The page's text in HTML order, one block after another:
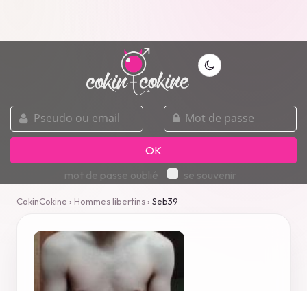
pseudo
ou
email
mot
de
passe
OK
mot de passe oublié
se souvenir
CokinCokine › Hommes libertins› Seb39